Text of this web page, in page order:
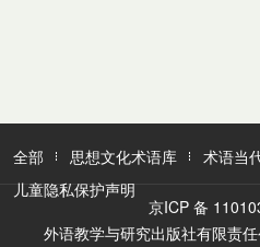
全部 思想文化术语库 术语当
儿童隐私保护声明
京ICP 备
外语教学与研究出版社有限责